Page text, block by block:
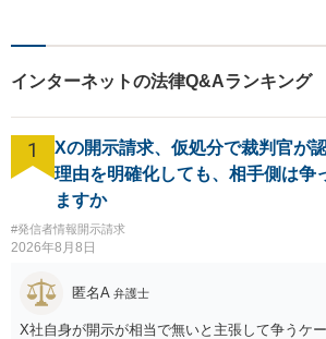
インターネットの法律Q&Aランキング
1
Xの開示請求、仮処分で裁判官が
理由を明確化しても、相手側は争
ますか
#発信者情報開示請求
2026年8月8日
匿名A 弁護士
X社自身が開示が相当で無いと主張して争うケ